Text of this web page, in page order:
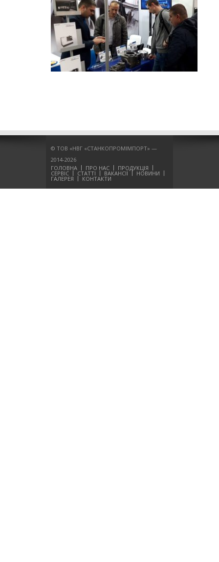
© ТОВ «НВГ «СТАНКОПРОМІМПОРТ» —
2014-2026
ГОЛОВНА
ПРО НАС ПРОДУКЦІЯ
СЕРВІС СТАТТІ ВАКАНСІЇ НОВИНИ
ГАЛЕРЕЯ КОНТАКТИ